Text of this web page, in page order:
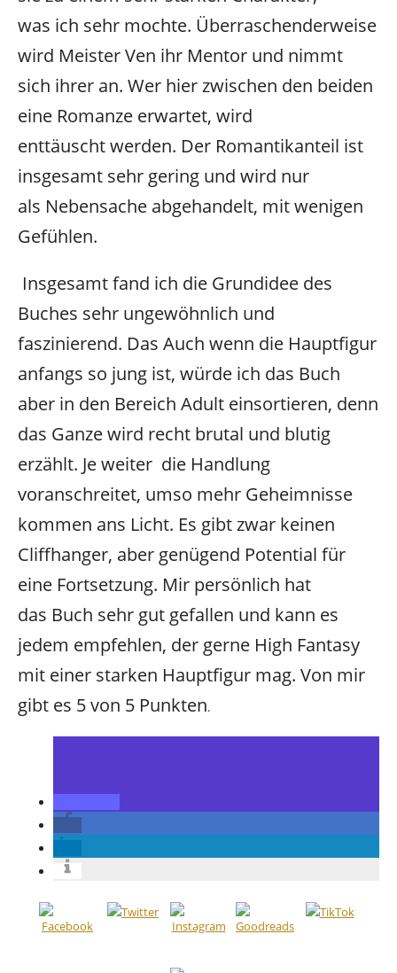
was ich sehr mochte. Überraschenderweise
wird Meister Ven ihr Mentor und nimmt
sich ihrer an. Wer hier zwischen den beiden
eine Romanze erwartet, wird
enttäuscht werden. Der Romantikanteil ist
insgesamt sehr gering und wird nur
als Nebensache abgehandelt, mit wenigen
Gefühlen.
Insgesamt fand ich die Grundidee des
Buches sehr ungewöhnlich und
faszinierend. Das Auch wenn die Hauptfigur
anfangs so jung ist, würde ich das Buch
aber in den Bereich Adult einsortieren, denn
das Ganze wird recht brutal und blutig
erzählt. Je weiter die Handlung
voranschreitet, umso mehr Geheimnisse
kommen ans Licht. Es gibt zwar keinen
Cliffhanger, aber genügend Potential für
eine Fortsetzung. Mir persönlich hat
das Buch sehr gut gefallen und kann es
jedem empfehlen, der gerne High Fantasy
mit einer starken Hauptfigur mag. Von mir
gibt es 5 von 5 Punkten.